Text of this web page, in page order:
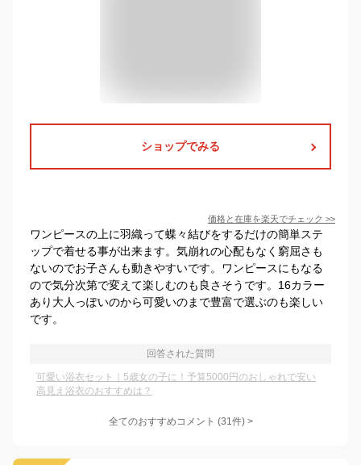
ショップでみる
価格と在庫を楽天でチェック >>
ワンピースの上に羽織って蝶々結びをするだけの簡単ステ
ップで着せる事が出来ます。気崩れの心配もなく窮屈さも
ないのでお子さんも動きやすいです。ワンピースにもなる
ので気分次第で変えて楽しむのも良さそうです。16カラー
あり大人っぽいのから可愛いのまで豊富で選ぶのも楽しい
です。
回答された質問
可愛い浴衣セット｜5歳女の子に！予算5000円のおしゃれで安い
高見え浴衣のおすすめは？
全てのおすすめコメント (31件) >